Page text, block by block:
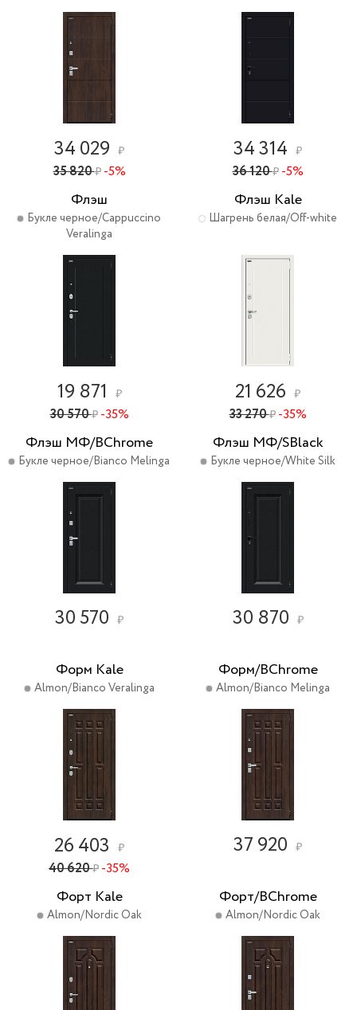
34 029 ₽
35 820₽ -5%
34 314 ₽
36 120₽ -5%
Флэш
Букле черное/Cappuccino
Veralinga
19 871 ₽
30 570₽ -35%
Флэш Kale
Шагрень белая/Off-white
21 626 ₽
33 270₽ -35%
Флэш МФ/BChrome
Букле черное/Bianco Melinga
30 570 ₽
Флэш МФ/SBlack
Букле черное/White Silk
30 870 ₽
Форм Kale
Almon/Bianco Veralinga
26 403 ₽
40 620₽ -35%
Форм/BChrome
Almon/Bianco Melinga
37 920 ₽
Форт Kale
Almon/Nordic Oak
Форт/BChrome
Almon/Nordic Oak